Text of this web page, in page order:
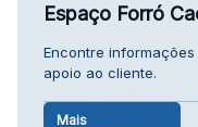
Espaço Forró
Encontre
apoio ao cliente.
Mais